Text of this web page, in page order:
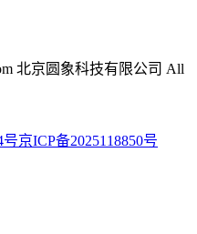
北京圆象科技有限公司 All
号京ICP备2025118850号